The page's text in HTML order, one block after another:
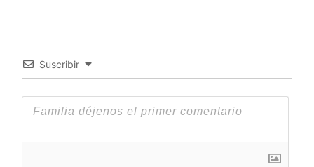
Suscribir